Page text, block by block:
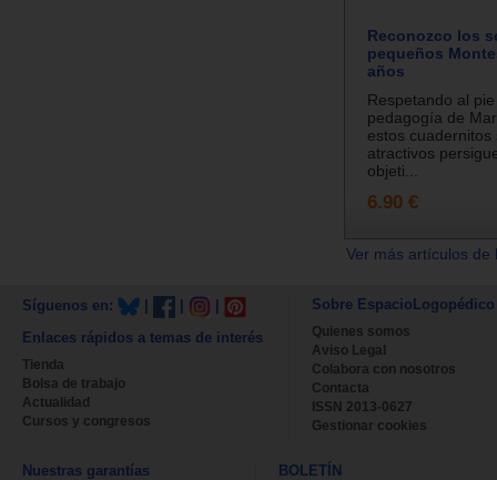
Reconozco los
pequeños
años
Respetando al
pedagogía de
estos cuadernitos
atractivos
objeti...
6.90 €
Ver más artículos
Síguenos en:
Enlaces rápidos a temas de interés
Tienda
Bolsa de trabajo
Actualidad
Cursos y congresos
Sobre EspacioLogopédico
Quienes somos
Aviso Legal
Colabora con nosotros
Contacta
ISSN 2013-0627
Gestionar cookies
Nuestras garantías BOLETÍN